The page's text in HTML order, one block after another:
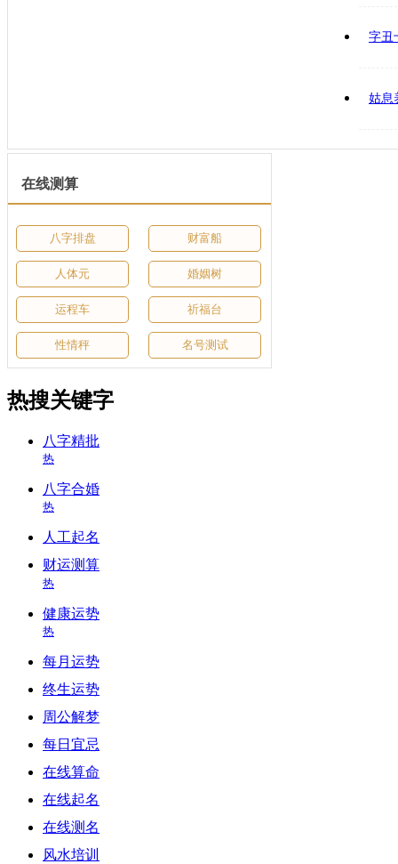
字丑
姑息
在线测算
八字排盘 财富船
人体元 婚姻树
运程车 祈福台
性情秤 名号测试
热搜关键字
八字精批
热
八字合婚
热
人工起名
财运测算
热
健康运势
热
每月运势
终生运势
周公解梦
每日宜忌
在线算命
在线起名
在线测名
风水培训